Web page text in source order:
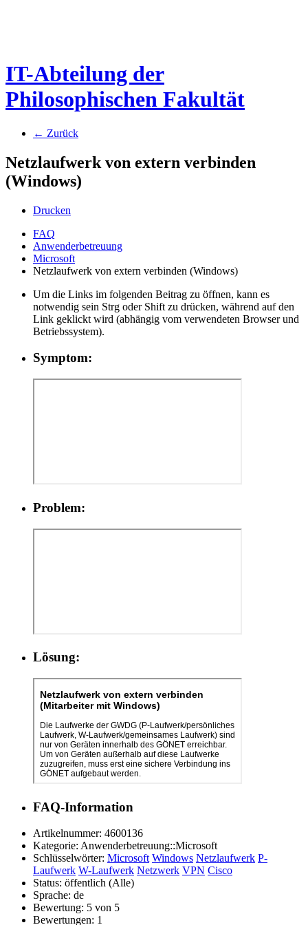
IT-Abteilung der
Philosophischen Fakultät
← Zurück
Netzlaufwerk von extern verbinden
(Windows)
Drucken
FAQ
Anwenderbetreuung
Microsoft
Netzlaufwerk von extern verbinden (Windows)
Um die Links im folgenden Beitrag zu öffnen, kann es
notwendig sein Strg oder Shift zu drücken, während auf den
Link geklickt wird (abhängig vom verwendeten Browser und
Betriebssystem).
Symptom:
Problem:
Lösung:
FAQ-Information
Artikelnummer: 4600136
Kategorie: Anwenderbetreuung::Microsoft
Schlüsselwörter: Microsoft Windows Netzlaufwerk P-
Laufwerk W-Laufwerk Netzwerk VPN Cisco
Status: öffentlich (Alle)
Sprache: de
Bewertung: 5 von 5
Bewertungen: 1